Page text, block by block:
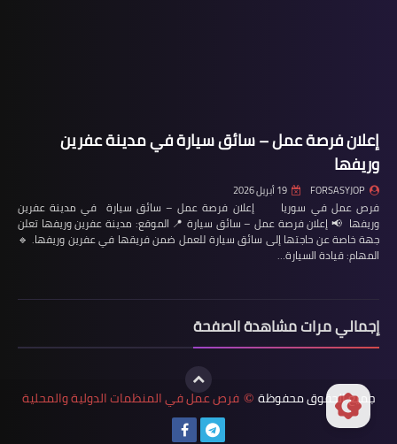
إعلان فرصة عمل – سائق سيارة في مدينة عفرين
وريفها
FORSASYJOP 19 أبريل 2026
فرص عمل في سوريا إعلان فرصة عمل – سائق سيارة في مدينة عفرين
وريفها 📢 إعلان فرصة عمل – سائق سيارة 📍 الموقع: مدينة عفرين وريفها تعلن
جهة خاصة عن حاجتها إلى سائق سيارة للعمل ضمن فريقها في عفرين وريفها. 🔹
المهام: قيادة السيارة…
إجمالي مرات مشاهدة الصفحة
جميع الحقوق محفوظة © فرص عمل في المنظمات الدولية والمحلية